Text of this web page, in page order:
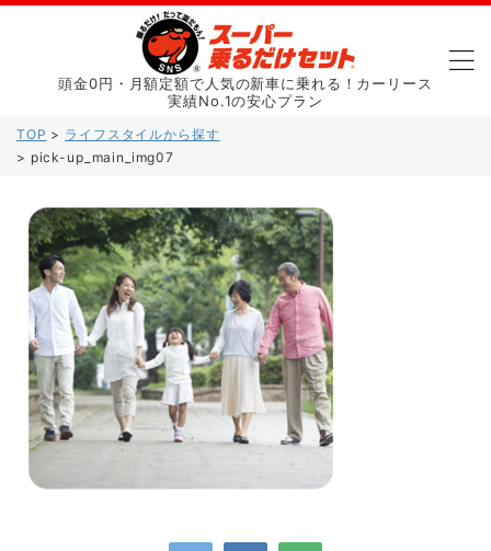
頭金0円・月額定額で人気の新車に乗れる！カーリース
実績No.1の安心プラン
TOP > ライフスタイルから探す
> pick-up_main_img07